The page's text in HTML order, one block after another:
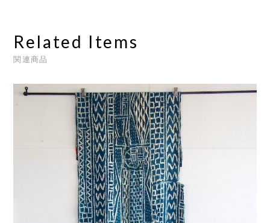
Related Items
関連商品